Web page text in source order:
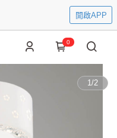
開啟APP
0
1/2